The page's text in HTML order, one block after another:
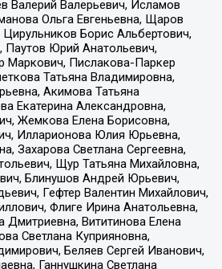
Валерий Валерьевич, Исламов
Ольга Евгеньевна, Щаров
Борис Альбертович,
Паутов Юрий Анатольевич,
Маркович, Пислакова-Паркер
Татьяна Владимировна,
Акимова Татьяна
Екатерина Александровна,
Жемкова Елена Борисовна,
Илларионова Юлия Юрьевна,
Захарова Светлана Сергеевна,
Щур Татьяна Михайловна,
Блинушов Андрей Юрьевич,
Гефтер Валентин Михайлович,
Флиге Ирина Анатольевна,
Дмитриевна, Вититинова Елена
Светлана Куприяновна,
Беляев Сергей Иванович,
Ганнушкина Светлана